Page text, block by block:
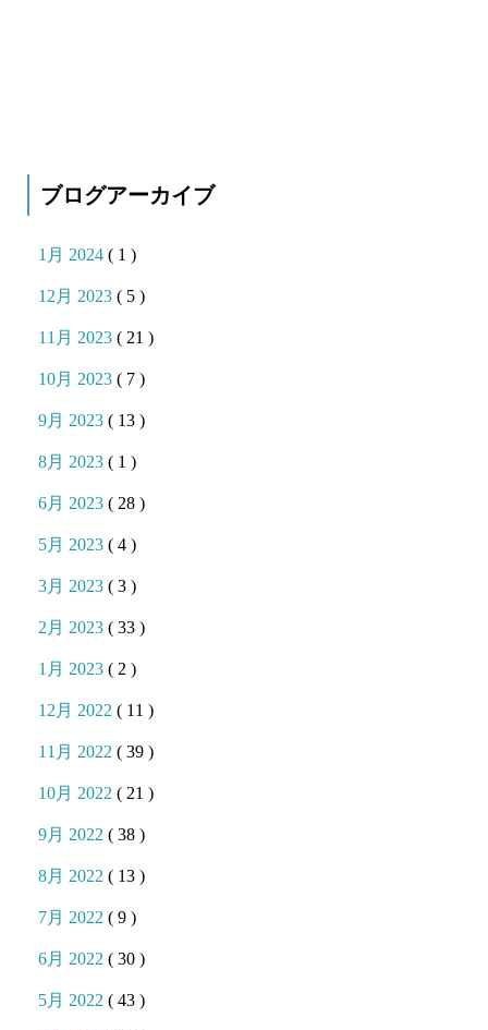
ブログアーカイブ
1月 2024( 1 )
12月 2023( 5 )
11月 2023( 21 )
10月 2023( 7 )
9月 2023( 13 )
8月 2023( 1 )
6月 2023( 28 )
5月 2023( 4 )
3月 2023( 3 )
2月 2023( 33 )
1月 2023( 2 )
12月 2022( 11 )
11月 2022( 39 )
10月 2022( 21 )
9月 2022( 38 )
8月 2022( 13 )
7月 2022( 9 )
6月 2022( 30 )
5月 2022( 43 )